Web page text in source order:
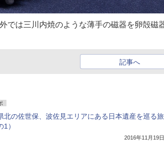
では三川内焼のような薄手の磁器を卵殻磁
記事へ
北の佐世保、波佐見エリアにある日本遺産を巡る旅
1）
2016年11月19日